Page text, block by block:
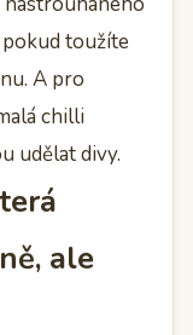
toužíte
A pro
chilli
udělat divy.
ale